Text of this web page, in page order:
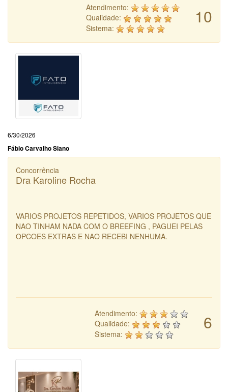
10
Atendimento:
Qualidade:
Sistema:
6/30/2026
Fábio Carvalho Siano
Concorrência
Dra Karoline Rocha
VARIOS PROJETOS REPETIDOS, VARIOS PROJETOS QUE
NAO TINHAM NADA COM O BREEFING , PAGUEI PELAS
OPCOES EXTRAS E NAO RECEBI NENHUMA.
6
Atendimento:
Qualidade:
Sistema: